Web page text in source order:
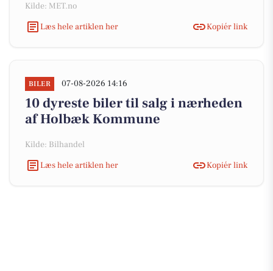
Kilde: MET.no
Læs hele artiklen her
Kopiér link
BILER 07-08-2026 14:16
10 dyreste biler til salg i nærheden
af Holbæk Kommune
Kilde: Bilhandel
Læs hele artiklen her
Kopiér link